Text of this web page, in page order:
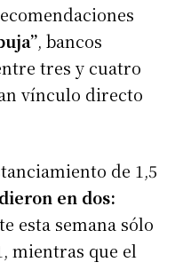
, bancos
tres y cuatro
vínculo directo
de 1,5
en dos:
esta semana sólo
mientras que el